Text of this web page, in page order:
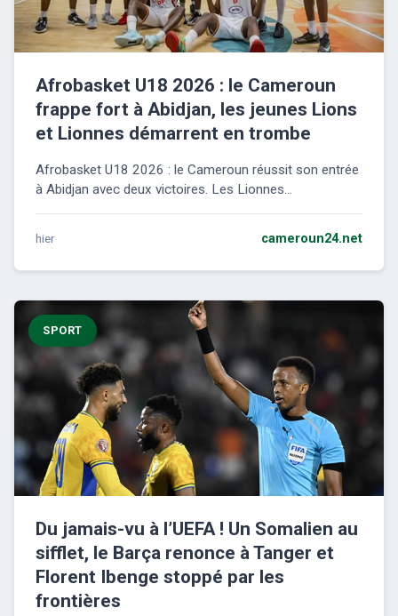
Afrobasket U18 2026 : le Cameroun
frappe fort à Abidjan, les jeunes Lions
et Lionnes démarrent en trombe
Afrobasket U18 2026 : le Cameroun réussit son entrée
à Abidjan avec deux victoires. Les Lionnes...
hier cameroun24.net
SPORT
Du jamais-vu à l’UEFA ! Un Somalien au
sifflet, le Barça renonce à Tanger et
Florent Ibenge stoppé par les
frontières